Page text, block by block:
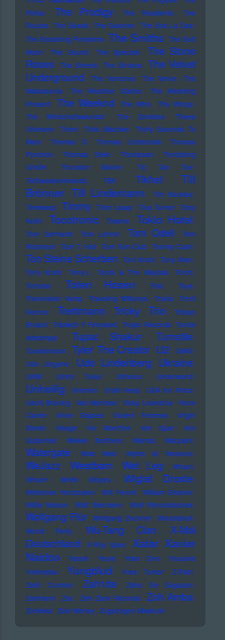
Police
The Prodigy The Residents
The
Routes The Seeds The Selecter The Sha La Das
The Smashing Pumpkins The Smiths The Soft
Moon
The Sound The Specials
The Stone
Roses
The Streets The Strokes
The Velvet
Underground
The Ventures The Verve
The
Walkabouts
The Weather Station
The Wedding
Present
The Weeknd The Who
The Wings
The Wirtschaftswunder
The Zombies
Thees
Uhlmann
Them Thilo Mischke
Thirty Seconds To
Mars
Thomas D Thomas Gottschalk
Thomas
Pynchon
Thomas Stein Thompson
Throbbing
Gristle
Thurston Moore
Tic Tac Toe
Tiefbasskommando TBK
Tikhet
Till
Brönner Till Lindemann
Tim Buckley
Timewarp Timmy Timo Lassy Tina Turner Toby
Keith
Tocotronic Tokens Tokio Hotel
Tom Gerhardt Tom Lehrer Tom Odell
Tom
Robinson Tom T. Hall Tom Tom Club Tommy Cash
Ton Steine Scherben Toni Krahl Tony Allen
Tony Krahl
Tony-L Toots & The Maytals
Torch
Tortoise
Toten Hosen Toto
Toya
Transvision Vamp
Traveling Wilburys Travis
Trent
Reznor
Trettmann Tricky Trio
Tristan
Brusch Tristwch Y Fenywod Trojan Records Tunde
Adebimpe
Tupac Shakur Turnstile
Tuxedomoon Tyler The Creator U2
UB40
Udo Jürgens
Udo Lindenberg Ukraine
UKW Ulrich Tukur Ultravox Underworld
Unheilig Unionen Uriah Heep
USA for Africa
Uschi Brüning Van Morrison Vicky Leandros Vince
Clarke
Vince Staples Violent Femmes
Virgin
Steele
Visage Viv Albertine Von Spar
Von
Südenfed
Walker Brothers Wanda Warpaint
Watergate Web Web Weird Al Yankovic
WeJazz Westbam Wet Leg
Wham
Wham!
White Stripes Wiglaf Droste
Wildecker Herzbuben Will Ferrell
William Shatner
Willie Nelson
Wolf Biermann Wolf Wondratschek
Wolfgang Flür Wolfgang Zechner
Woodstock
World Party
Wu-Tang Clan
X-Mal
Deutschland
X-Ray Spex Xatar Xavier
Naidoo
Yassin Yeule Yoko Ono
Yousuke
Yukimatsu
Yungblud Yves Tumor
Z-Pain
Zach Condon
Zah1de
Zaho De Sagazan
Zartmann
Zaz Zick Zack Records Zoh Amba
Zombies Zoot Money Zugezogen Maskulin